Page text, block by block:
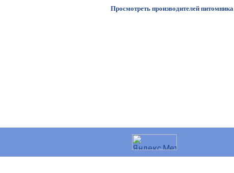
Просмотреть производителей питомника